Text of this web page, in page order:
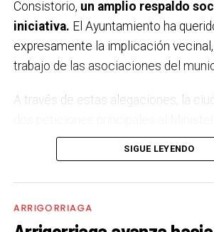
Consistorio, un amplio respaldo
iniciativa. El Ayuntamiento ha
expresamente la implicación
trabajo de las asociaciones del
A través de estas alegaciones, la
por un lado,que no se apruebe
estudio informativoni se licite el
forma actual; y por otro, que se
SIGUE LEYENDO
ARRIGORRIAGA